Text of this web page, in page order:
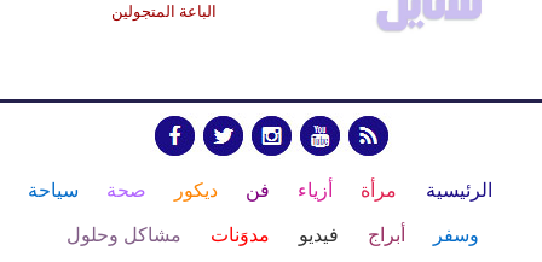
الباعة المتجولين
الرئيسية مرأة أزياء فن ديكور صحة سياحة
وسفر أبراج فيديو مدوَنات مشاكل وحلول